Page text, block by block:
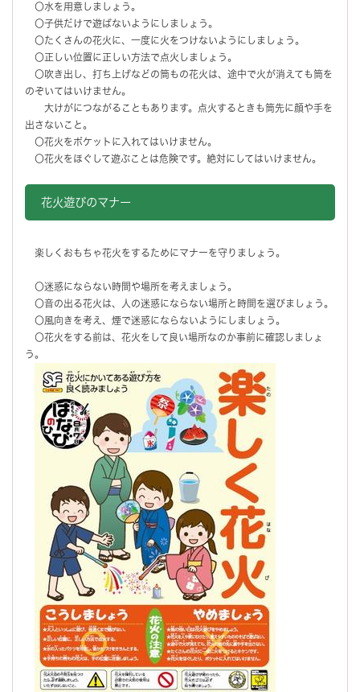
〇水を用意しましょう。
〇子供だけで遊ばないようにしましょう。
〇たくさんの花火に、一度に火をつけないようにしましょう。
〇正しい位置に正しい方法で点火しましょう。
〇吹き出し、打ち上げなどの筒もの花火は、途中で火が消えても筒を
のぞいてはいけません。
大けがにつながることもあります。点火するときも筒先に顔や手を
出さないこと。
〇花火をポケットに入れてはいけません。
〇花火をほぐして遊ぶことは危険です。絶対にしてはいけません。
花火遊びのマナー
楽しくおもちゃ花火をするためにマナーを守りましょう。
〇迷惑にならない時間や場所を考えましょう。
〇音の出る花火は、人の迷惑にならない場所と時間を選びましょう。
〇風向きを考え、煙で迷惑にならないようにしましょう。
〇花火をする前は、花火をして良い場所なのか事前に確認しましょ
う。